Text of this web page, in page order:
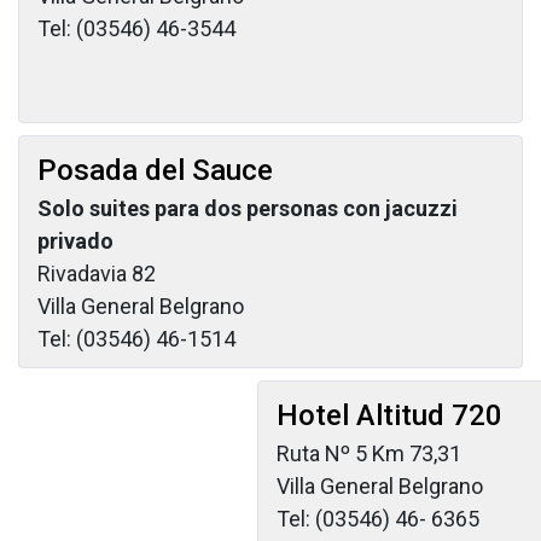
Tel: (03546) 46-3544
Posada del Sauce
Solo suites para dos personas con jacuzzi
privado
Rivadavia 82
Villa General Belgrano
Tel: (03546) 46-1514
Hotel Altitud 720
Ruta Nº 5 Km 73,31
Villa General Belgrano
Tel: (03546) 46- 6365